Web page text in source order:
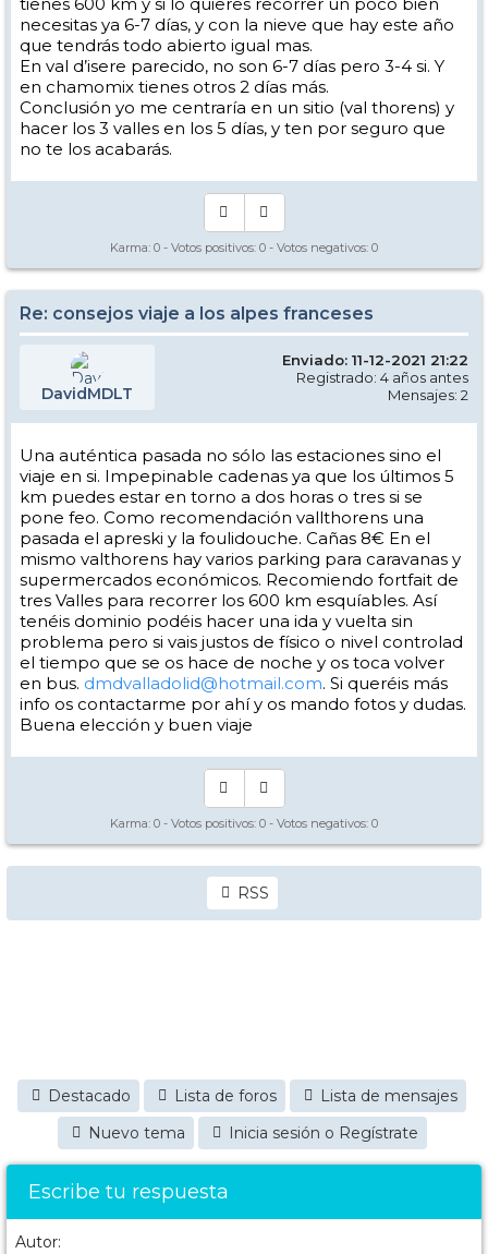
necesitas ya 6-7 días, y con la nieve que hay este año
que tendrás todo abierto igual mas.
En val d’isere parecido, no son 6-7 días pero 3-4 si. Y
en chamomix tienes otros 2 días más.
Conclusión yo me centraría en un sitio (val thorens) y
hacer los 3 valles en los 5 días, y ten por seguro que
no te los acabarás.
Karma: 0 - Votos positivos: 0 - Votos negativos: 0
Re: consejos viaje a los alpes franceses
DavidMDLT
Enviado: 11-12-2021 21:22
Registrado: 4 años antes
Mensajes: 2
Una auténtica pasada no sólo las estaciones sino el
viaje en si. Impepinable cadenas ya que los últimos 5
km puedes estar en torno a dos horas o tres si se
pone feo. Como recomendación vallthorens una
pasada el apreski y la foulidouche. Cañas 8€ En el
mismo valthorens hay varios parking para caravanas y
supermercados económicos. Recomiendo fortfait de
tres Valles para recorrer los 600 km esquíables. Así
tenéis dominio podéis hacer una ida y vuelta sin
problema pero si vais justos de físico o nivel controlad
el tiempo que se os hace de noche y os toca volver
en bus. dmdvalladolid@hotmail.com. Si queréis más
info os contactarme por ahí y os mando fotos y dudas.
Buena elección y buen viaje
Karma: 0 - Votos positivos: 0 - Votos negativos: 0
RSS
Destacado Lista de foros
Lista de mensajes
Nuevo tema
Inicia sesión o Regístrate
Escribe tu respuesta
Autor: